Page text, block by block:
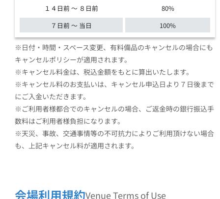
１４日前 ～ ８日前
80%
７日前 ～ 当日
100%
※日付・時間・スペース変更、有料備品のキャンセルの場合にも
キャンセルポリシーが適用されます。
※キャンセル料金は、税込金額をもとに算出いたします。
※キャンセル料のお支払いは、キャンセル申込日より７日後まで
にご入金いただきます。
※ご利用者様都合でのキャンセルの場合、ご返金時の銀行振込手
数料はご利用者様負担になります。
※天災、事故、交通事情等の不可抗力によりご利用頂けない場合
も、上記キャンセル料が適用されます。
会場利用規約Venue Terms of Use